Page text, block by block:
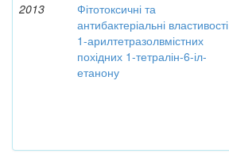
2013
Фітотоксичні та
антибактеріальні властивості
1-арилтетразолвмістних
похідних 1-тетралін-6-іл-
етанону